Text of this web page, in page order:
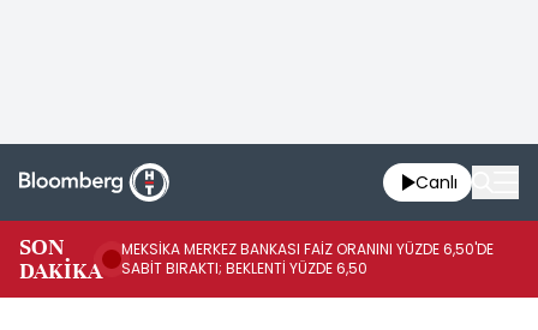
Canlı
SON
DAKİKA
MEKSİKA MERKEZ BANKASI FAİZ ORANINI YÜZDE 6,50'DE
SABİT BIRAKTI; BEKLENTİ YÜZDE 6,50